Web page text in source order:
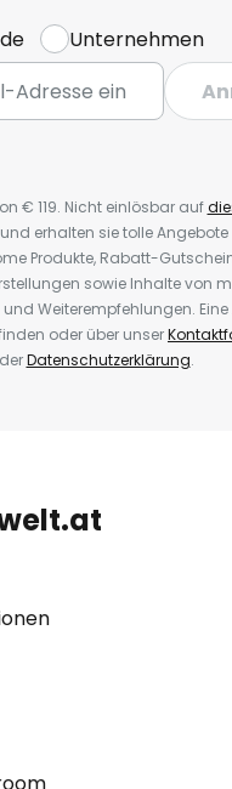
Unternehmen
€ 119. Nicht einlösbar auf
erhalten sie tolle
Produkte, Rabatt-
sowie Inhalte von
Weiterempfehlungen.
oder über unser
Datenschutzerklärung.